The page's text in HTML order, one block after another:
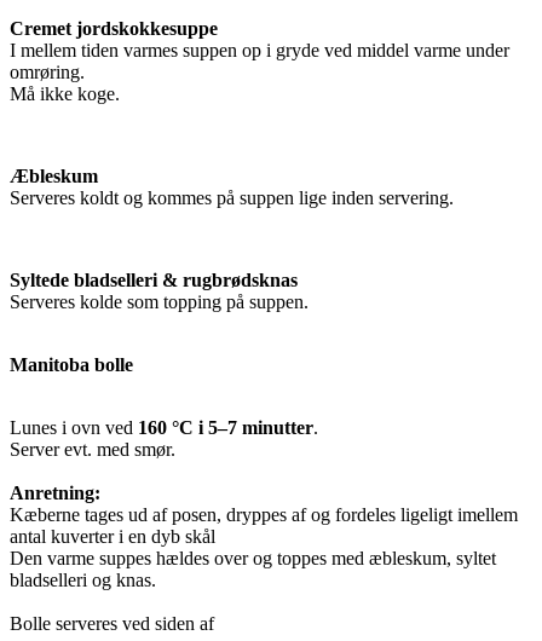
Cremet jordskokkesuppe
I mellem tiden varmes suppen op i gryde ved middel varme under
omrøring.
Må ikke koge.
Æbleskum
Serveres koldt og kommes på suppen lige inden servering.
Syltede bladselleri & rugbrødsknas
Serveres kolde som topping på suppen.
Manitoba bolle
Lunes i ovn ved 160 °C i 5–7 minutter.
Server evt. med smør.
Anretning:
Kæberne tages ud af posen, dryppes af og fordeles ligeligt imellem
antal kuverter i en dyb skål
Den varme suppes hældes over og toppes med æbleskum, syltet
bladselleri og knas.
Bolle serveres ved siden af